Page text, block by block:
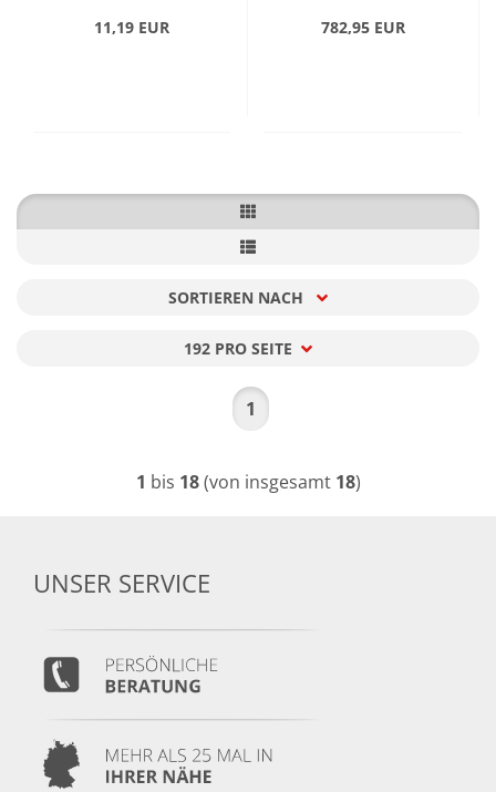
11,19 EUR 782,95 EUR
SORTIEREN NACH
192 PRO SEITE
1
1 bis 18(von insgesamt 18)
UNSER SERVICE